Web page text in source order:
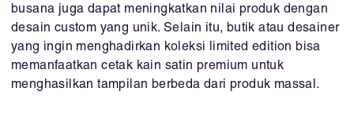
busana juga dapat meningkatkan nilai produk dengan
desain custom yang unik. Selain itu, butik atau desainer
yang ingin menghadirkan koleksi limited edition bisa
memanfaatkan cetak kain satin premium untuk
menghasilkan tampilan berbeda dari produk massal.